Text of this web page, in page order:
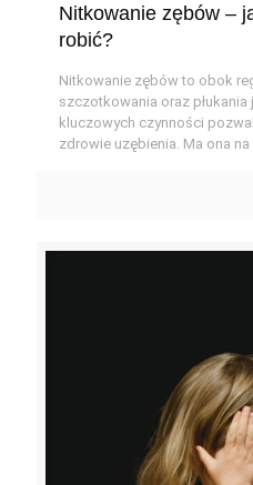
Nitkowanie zębów –
robić?
Nitkowanie zębów to obok
szczotkowania oraz płukania
kluczowych czynności
zdrowie uzębienia. Ma ona